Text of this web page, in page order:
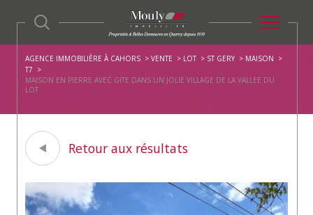
AGENCE IMMOBILIÈRE À CAHORS VENTE LOT ST GERY
MAISON
T7
MAISON EN PIERRE AVEC GITE DANS UN JOLIE VILLAGE DE LA VALLEE DU
LOT
Retour aux résultats